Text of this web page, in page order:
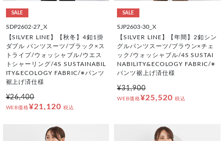
SALE
SDP2602-27_X
【SILVER LINE】【秋冬】4釦1掛
ダブル パンツスーツ/ブラック×ス
トライプ/ウォッシャブル/ウエス
トシャーリング/4S SUSTAINABIL
ITY&ECOLOGY FABRIC/※パンツ
裾上げ済仕様
¥26,400
WEB価格¥21,120 税込
SALE
SJP2603-30_X
【SILVER LINE】【年間】2釦シン
グルパンツスーツ/ブラウン×チェ
ック/ウォッシャブル/4S SUSTAI
NABILITY&ECOLOGY FABRIC/※
パンツ裾上げ済仕様
¥31,900
WEB価格¥25,520 税込